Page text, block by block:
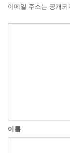
이메일 주소는 공개되
이름